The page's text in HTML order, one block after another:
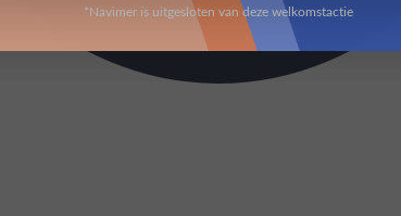
*Navimer is uitgesloten van deze welkomstactie